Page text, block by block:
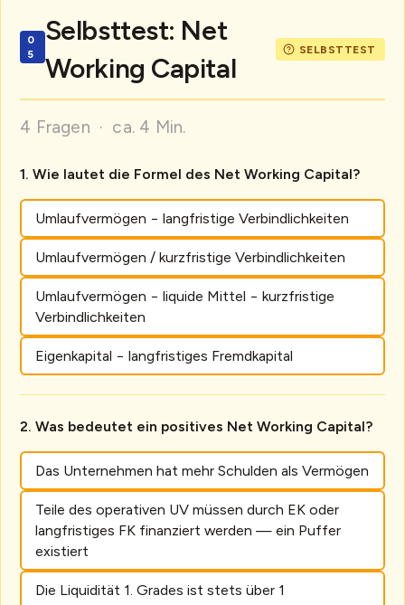
Selbsttest: Net
Working Capital
4 Fragen · ca. 4 Min.
Wie lautet die Formel des Net Working Capital?
Umlaufvermögen − langfristige Verbindlichkeiten
Umlaufvermögen / kurzfristige Verbindlichkeiten
Umlaufvermögen − liquide Mittel − kurzfristige
Verbindlichkeiten
Eigenkapital − langfristiges Fremdkapital
Was bedeutet ein positives Net Working Capital?
Das Unternehmen hat mehr Schulden als Vermögen
Teile des operativen UV müssen durch EK oder
langfristiges FK finanziert werden — ein Puffer
existiert
Die Liquidität 1. Grades ist stets über 1